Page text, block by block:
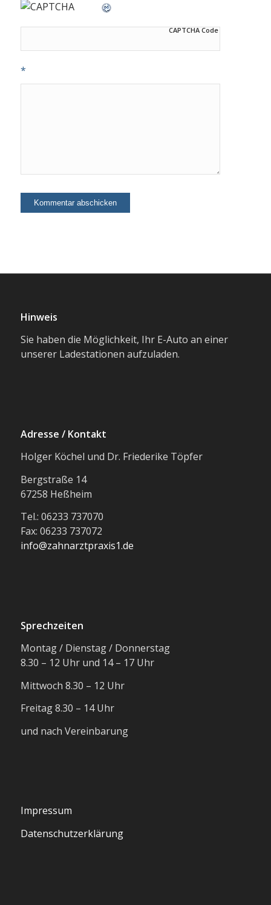
CAPTCHA Code
*
Hinweis
Sie haben die Möglichkeit, Ihr E-Auto an einer
unserer Ladestationen aufzuladen.
Adresse / Kontakt
Holger Köchel und Dr. Friederike Töpfer
Bergstraße 14
67258 Heßheim
Tel.: 06233 737070
Fax: 06233 737072
info@zahnarztpraxis1.de
Sprechzeiten
Montag / Dienstag / Donnerstag
8.30 – 12 Uhr und 14 – 17 Uhr
Mittwoch 8.30 – 12 Uhr
Freitag 8.30 – 14 Uhr
und nach Vereinbarung
Impressum
Datenschutzerklärung